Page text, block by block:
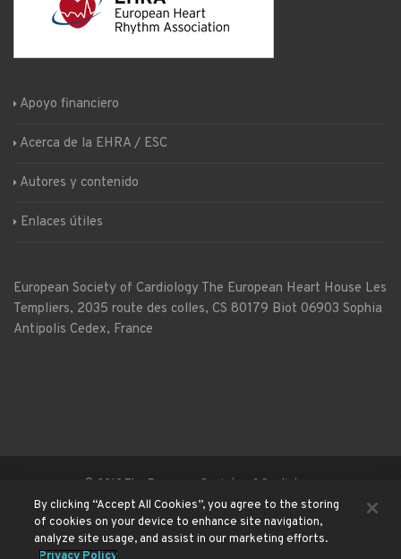
Apoyo financiero
Acerca de la EHRA / ESC
Autores y contenido
Enlaces útiles
European Society of Cardiology The European Heart House Les
Templiers, 2035 route des colles, CS 80179 Biot 06903 Sophia
Antipolis Cedex, France
© 2019 The European Society of Cardiology
Nuestra misión y condiciones de uso Política de privacidad
By clicking “Accept All Cookies”, you agree to the storing
of cookies on your device to enhance site navigation,
analyze site usage, and assist in our marketing efforts.